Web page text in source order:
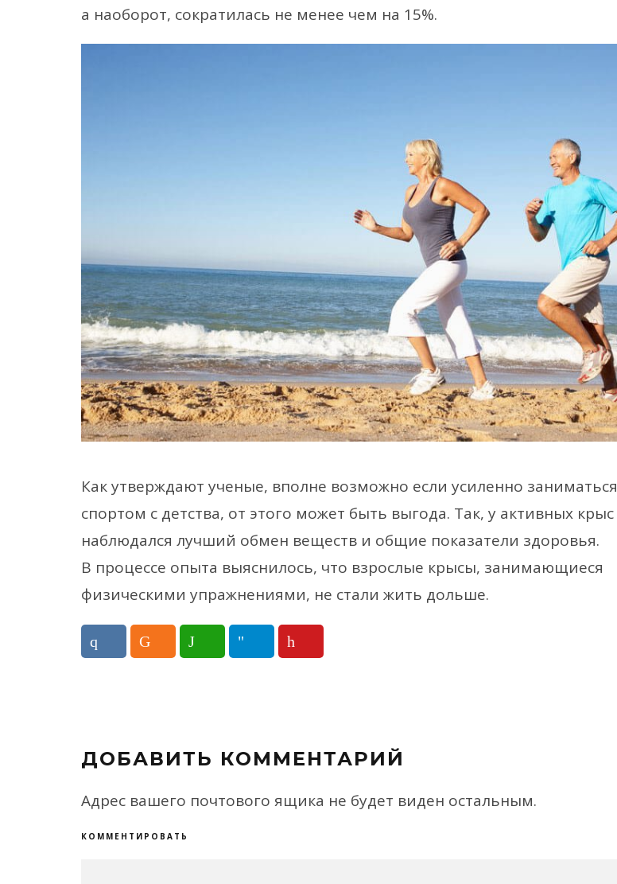
а наоборот, сократилась не менее чем на 15%.
Как утверждают ученые, вполне возможно если усиленно заниматься
спортом с детства, от этого может быть выгода. Так, у активных крыс
наблюдался лучший обмен веществ и общие показатели здоровья.
В процессе опыта выяснилось, что взрослые крысы, занимающиеся
физическими упражнениями, не стали жить дольше.
ДОБАВИТЬ КОММЕНТАРИЙ
Адрес вашего почтового ящика не будет виден остальным.
КОММЕНТИРОВАТЬ